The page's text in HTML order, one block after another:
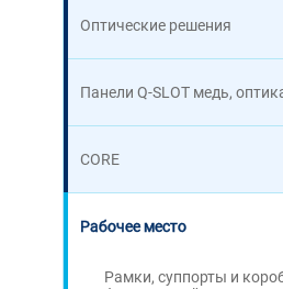
Оптические решения
Панели Q-SLOT медь,
CORE
Рабочее место
Рамки, суппорты и